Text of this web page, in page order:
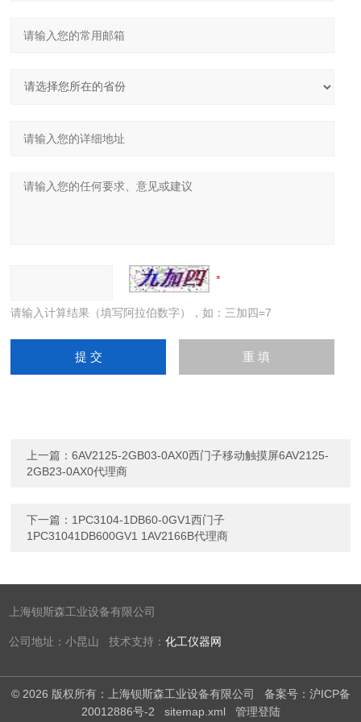
请输入计算结果（填写阿拉伯数字），如：三加四=7
上一篇：6AV2125-2GB03-0AX0西门子移动触摸屏6AV2125-
2GB23-0AX0代理商
下一篇： 1PC3104-1DB60-0GV1西门子
1PC31041DB600GV1 1AV2166B代理商
上海钡斯森工业设备有限公司
公司地址：小昆山 技术支持：化工仪器网
© 2026 版权所有：上海钡斯森工业设备有限公司 备案号：沪ICP备
20012886号-2
sitemap.xml 管理登陆